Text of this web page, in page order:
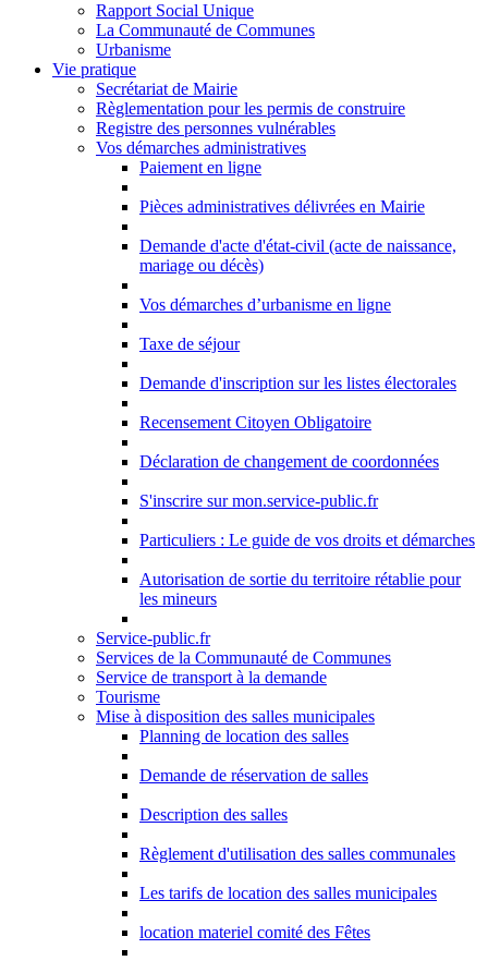
Rapport Social Unique
La Communauté de Communes
Urbanisme
Vie pratique
Secrétariat de Mairie
Règlementation pour les permis de construire
Registre des personnes vulnérables
Vos démarches administratives
Paiement en ligne
Pièces administratives délivrées en Mairie
Demande d'acte d'état-civil (acte de naissance,
mariage ou décès)
Vos démarches d’urbanisme en ligne
Taxe de séjour
Demande d'inscription sur les listes électorales
Recensement Citoyen Obligatoire
Déclaration de changement de coordonnées
S'inscrire sur mon.service-public.fr
Particuliers : Le guide de vos droits et démarches
Autorisation de sortie du territoire rétablie pour
les mineurs
Service-public.fr
Services de la Communauté de Communes
Service de transport à la demande
Tourisme
Mise à disposition des salles municipales
Planning de location des salles
Demande de réservation de salles
Description des salles
Règlement d'utilisation des salles communales
Les tarifs de location des salles municipales
location materiel comité des Fêtes